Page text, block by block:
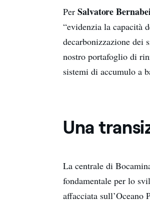
PerSalvatore
“evidenzia la capacità
decarbonizzazione dei
nostro portafoglio di
sistemi di accumulo a
Una
La centrale di
fondamentale per lo
affacciata